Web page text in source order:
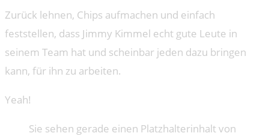
Zurück lehnen, Chips aufmachen und einfach
feststellen, dass Jimmy Kimmel echt gute Leute in
seinem Team hat und scheinbar jeden dazu bringen
kann, für ihn zu arbeiten.
Yeah!
Sie sehen gerade einen Platzhalterinhalt von